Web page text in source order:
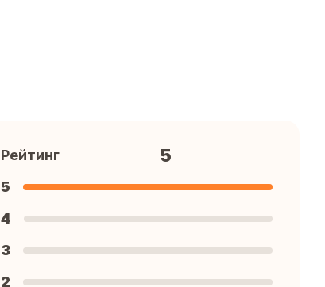
Рейтинг 5
5
4
3
2